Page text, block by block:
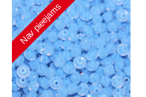
Nav pieejams